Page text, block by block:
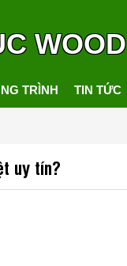
WOOD
TRÌNH TIN TỨC
uy tín?